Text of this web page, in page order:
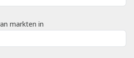
markten in